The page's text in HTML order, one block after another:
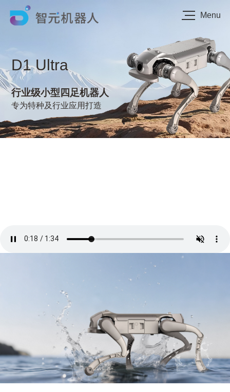
Menu
D1 Ultra
行业级小型四足机器人
专为特种及行业应用打造